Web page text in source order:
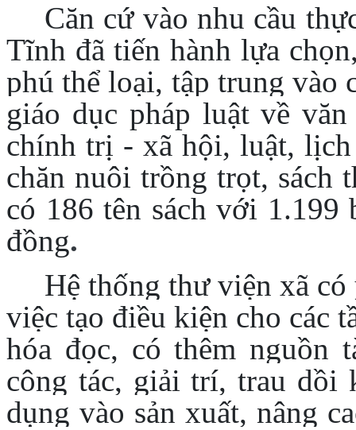
Căn cứ vào nhu cầu
Tĩnh đã tiến hành lựa
phú thể loại, tập trung vào
giáo dục pháp luật về
chính trị - xã hội, luật,
chăn nuôi trồng trọt, sách
có 186 tên sách với 1.199
đồng.
Hệ thống thư viện xã
việc tạo điều kiện cho các
hóa đọc, có thêm nguồn
công tác, giải trí, trau dồi
dụng vào sản xuất, nâng